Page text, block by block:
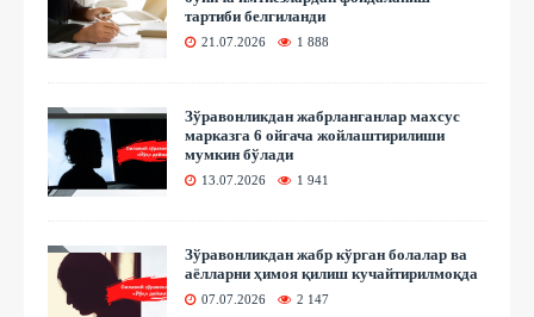
тартиби белгиланди
21.07.2026 1 888
Зўравонликдан жабрланганлар махсус
марказга 6 ойгача жойлаштирилиши
мумкин бўлади
13.07.2026 1 941
Зўравонликдан жабр кўрган болалар ва
аёлларни ҳимоя қилиш кучайтирилмоқда
07.07.2026 2 147